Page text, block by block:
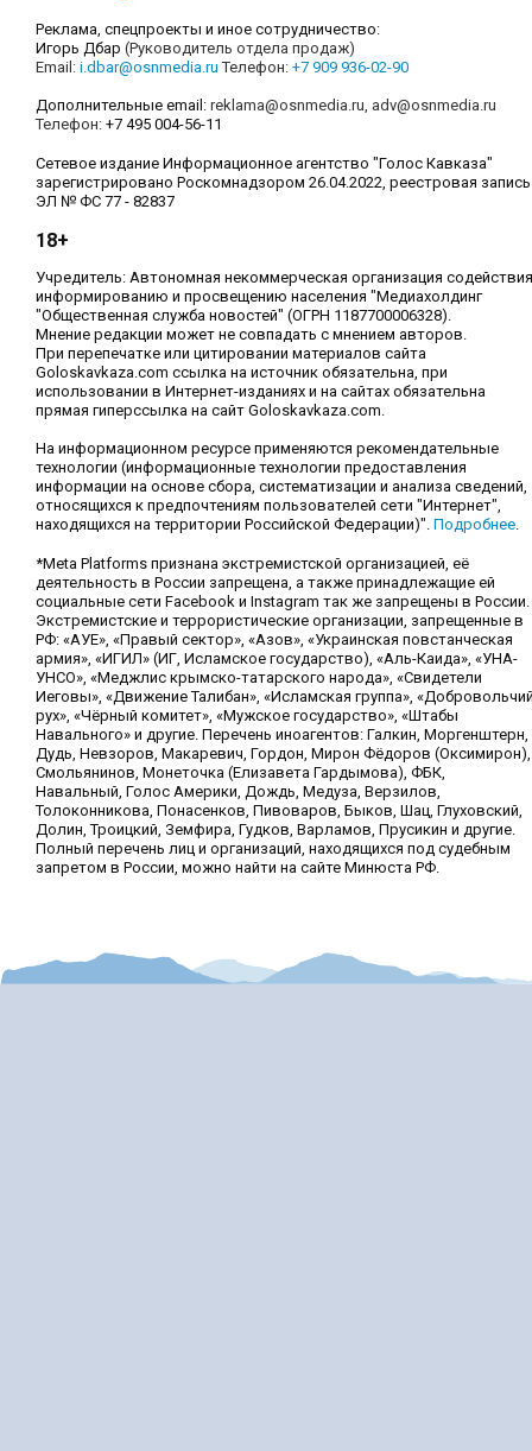
Реклама, спецпроекты и иное сотрудничество:
Игорь Дбар (Руководитель отдела продаж)
Email: i.dbar@osnmedia.ru Телефон: +7 909 936-02-90
Дополнительные email: reklama@osnmedia.ru adv@osnmedia.ru
Телефон: +7 495 004-56-11
Сетевое издание Информационное агентство "Голос Кавказа"
зарегистрировано Роскомнадзором 26.04.2022, реестровая запись
ЭЛ № ФС 77 - 82837
18+
Учредитель: Автономная некоммерческая организация содействия
информированию и просвещению населения "Медиахолдинг
"Общественная служба новостей" (ОГРН 1187700006328).
Мнение редакции может не совпадать с мнением авторов.
При перепечатке или цитировании материалов сайта
Goloskavkaza.com ссылка на источник обязательна, при
использовании в Интернет-изданиях и на сайтах обязательна
прямая гиперссылка на сайт Goloskavkaza.com.
На информационном ресурсе применяются рекомендательные
технологии (информационные технологии предоставления
информации на основе сбора, систематизации и анализа сведений,
относящихся к предпочтениям пользователей сети "Интернет",
находящихся на территории Российской Федерации)". Подробнее
*Meta Platforms признана экстремистской организацией, её
деятельность в России запрещена, а также принадлежащие ей
социальные сети Facebook и Instagram так же запрещены в России.
Экстремистские и террористические организации, запрещенные в
РФ: «АУЕ», «Правый сектор», «Азов», «Украинская повстанческая
армия», «ИГИЛ» (ИГ, Исламское государство), «Аль-Каида», «УНА-
УНСО», «Меджлис крымско-татарского народа», «Свидетели
Иеговы», «Движение Талибан», «Исламская группа»,
рух», «Чёрный комитет», «Мужское государство», «Штабы
Навального» и другие. Перечень иноагентов: Галкин, Моргенштерн,
Дудь, Невзоров, Макаревич, Гордон, Мирон Фёдоров (Оксимирон),
Смольянинов, Монеточка (Елизавета Гардымова), ФБК,
Навальный, Голос Америки, Дождь, Медуза, Верзилов,
Толоконникова, Понасенков, Пивоваров, Быков, Шац, Глуховский,
Долин, Троицкий, Земфира, Гудков, Варламов, Прусикин и другие.
Полный перечень лиц и организаций, находящихся под судебным
запретом в России, можно найти на сайте Минюста РФ.